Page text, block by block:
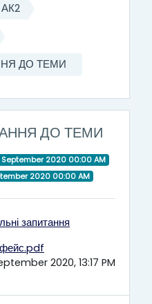
АК2
ДО ТЕМИ
ДО ТЕМИ
2020 00:00 AM
2020 00:00 AM
запитання
2020, 13:17 PM